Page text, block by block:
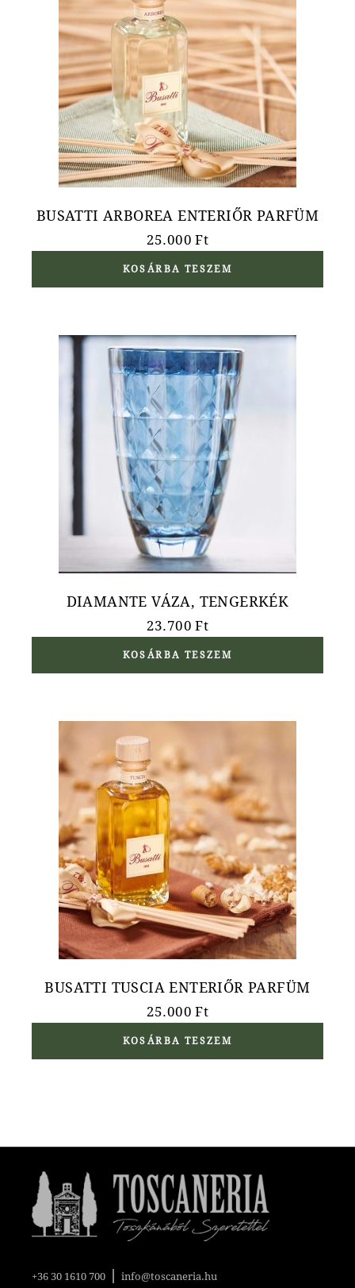
BUSATTI ARBOREA ENTERIŐR PARFÜM
25.000Ft
KOSÁRBA TESZEM
DIAMANTE VÁZA, TENGERKÉK
23.700Ft
KOSÁRBA TESZEM
BUSATTI TUSCIA ENTERIŐR PARFÜM
25.000Ft
KOSÁRBA TESZEM
+36 30 1610 700 |info@toscaneria.hu